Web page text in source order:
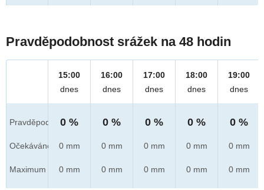
Pravděpodobnost srážek na 48 hodin
Pravděpod.
Očekáváno
Maximum
15:00
dnes
0 %
0 mm
0 mm
16:00
dnes
0 %
0 mm
0 mm
17:00
dnes
0 %
0 mm
0 mm
18:00
dnes
0 %
0 mm
0 mm
19:00
dnes
0 %
0 mm
0 mm